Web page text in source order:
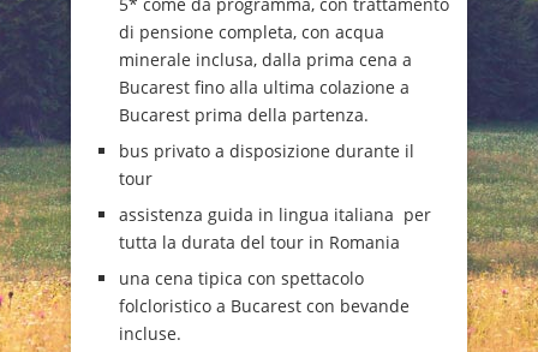
5* come da programma, con trattamento
di pensione completa, con acqua
minerale inclusa, dalla prima cena a
Bucarest fino alla ultima colazione a
Bucarest prima della partenza.
bus privato a disposizione durante il
tour
assistenza guida in lingua italiana per
tutta la durata del tour in Romania
una cena tipica con spettacolo
folcloristico a Bucarest con bevande
incluse.